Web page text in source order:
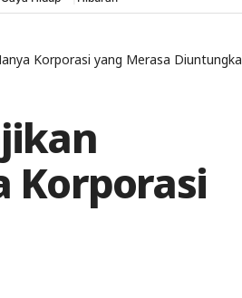
Korporasi yang Merasa
Korporasi